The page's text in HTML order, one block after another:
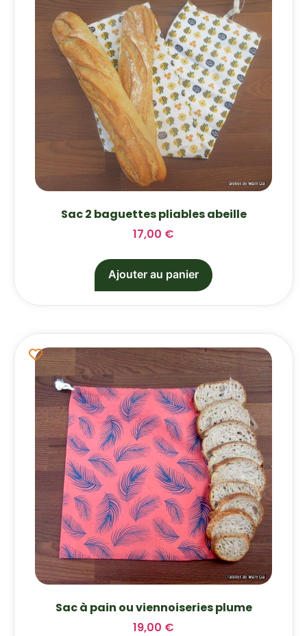
Sac 2 baguettes pliables abeille
17,00 €
Ajouter au panier
Sac à pain ou viennoiseries plume
19,00 €